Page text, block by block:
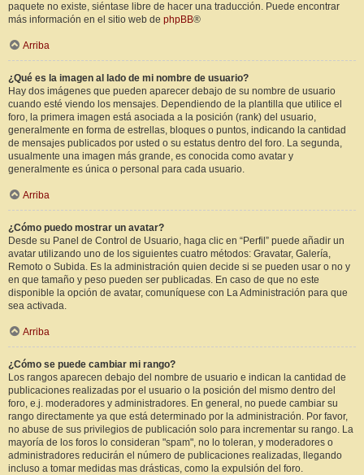
paquete no existe, siéntase libre de hacer una traducción. Puede encontrar
más información en el sitio web de phpBB®
Arriba
¿Qué es la imagen al lado de mi nombre de usuario?
Hay dos imágenes que pueden aparecer debajo de su nombre de usuario
cuando esté viendo los mensajes. Dependiendo de la plantilla que utilice el
foro, la primera imagen está asociada a la posición (rank) del usuario,
generalmente en forma de estrellas, bloques o puntos, indicando la cantidad
de mensajes publicados por usted o su estatus dentro del foro. La segunda,
usualmente una imagen más grande, es conocida como avatar y
generalmente es única o personal para cada usuario.
Arriba
¿Cómo puedo mostrar un avatar?
Desde su Panel de Control de Usuario, haga clic en “Perfil” puede añadir un
avatar utilizando uno de los siguientes cuatro métodos: Gravatar, Galería,
Remoto o Subida. Es la administración quien decide si se pueden usar o no y
en que tamaño y peso pueden ser publicadas. En caso de que no este
disponible la opción de avatar, comuníquese con La Administración para que
sea activada.
Arriba
¿Cómo se puede cambiar mi rango?
Los rangos aparecen debajo del nombre de usuario e indican la cantidad de
publicaciones realizadas por el usuario o la posición del mismo dentro del
foro, e.j. moderadores y administradores. En general, no puede cambiar su
rango directamente ya que está determinado por la administración. Por favor,
no abuse de sus privilegios de publicación solo para incrementar su rango. La
mayoría de los foros lo consideran "spam", no lo toleran, y moderadores o
administradores reducirán el número de publicaciones realizadas, llegando
incluso a tomar medidas mas drásticas, como la expulsión del foro.